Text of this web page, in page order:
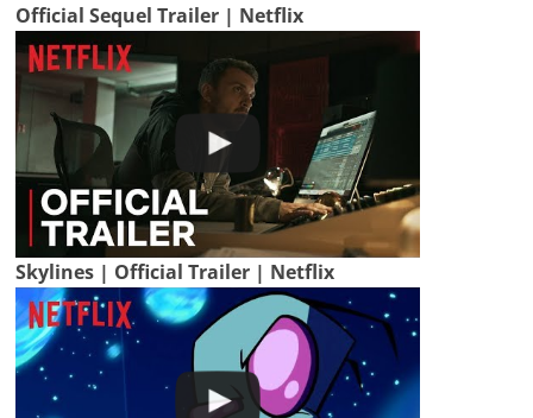
Official Sequel Trailer | Netflix
Skylines | Official Trailer | Netflix